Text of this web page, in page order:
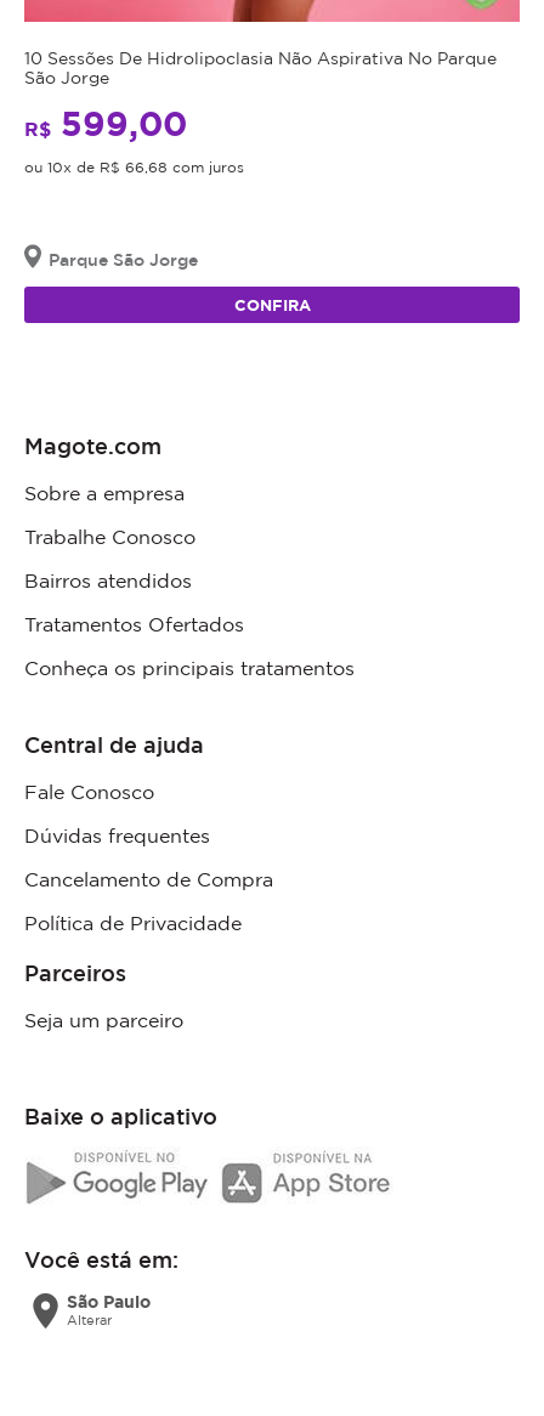
10 Sessões De Hidrolipoclasia Não Aspirativa No Parque
São Jorge
R$ 599,00
ou 10x de R$ 66,68 com juros
Parque São Jorge
CONFIRA
Magote.com
Sobre a empresa
Trabalhe Conosco
Bairros atendidos
Tratamentos Ofertados
Conheça os principais tratamentos
Central de ajuda
Fale Conosco
Dúvidas frequentes
Cancelamento de Compra
Política de Privacidade
Parceiros
Seja um parceiro
Baixe o aplicativo
Você está em:
location_on São Paulo
Alterar